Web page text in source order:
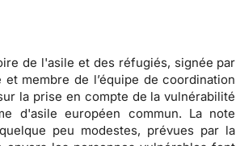
de l'asile et des réfugiés, signée par
membre de l’équipe de coordination
la prise en compte de la vulnérabilité
d'asile européen commun. La note
peu modestes, prévues par la